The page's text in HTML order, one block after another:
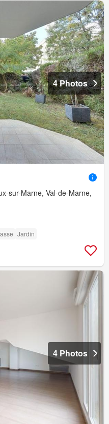
4 Photos
sur-Marne, Val-de-Marne,
Jardin
4 Photos